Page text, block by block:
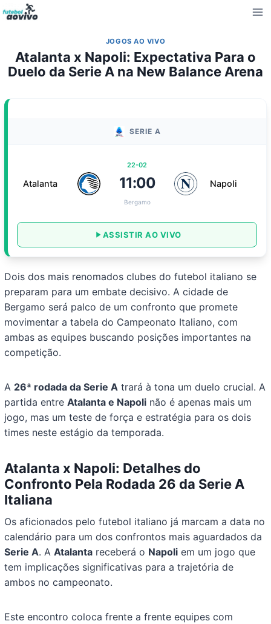
Pular
para
Conteúdo
JOGOS AO VIVO
Atalanta x Napoli: Expectativa Para o
Duelo da Serie A na New Balance Arena
SERIE A
Atalanta
22-02
11:00
Bergamo
Napoli
ASSISTIR AO VIVO
Dois dos mais renomados clubes do futebol italiano se
preparam para um embate decisivo. A cidade de
Bergamo será palco de um confronto que promete
movimentar a tabela do Campeonato Italiano, com
ambas as equipes buscando posições importantes na
competição.
A 26ª rodada da Serie A trará à tona um duelo crucial. A
partida entreAtalanta e Napoli não é apenas mais um
jogo, mas um teste de força e estratégia para os dois
times neste estágio da temporada.
Atalanta x Napoli: Detalhes do
Confronto Pela Rodada 26 da Serie A
Italiana
Os aficionados pelo futebol italiano já marcam a data no
calendário para um dos confrontos mais aguardados da
Serie A. AAtalanta receberá o Napoli em um jogo que
tem implicações significativas para a trajetória de
ambos no campeonato.
Este encontro coloca frente a frente equipes com